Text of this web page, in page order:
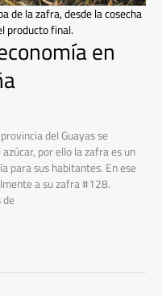
en
del Guayas se
por ello la zafra es un
para sus habitantes. En ese
a su zafra #128.
de la zafra, desde la cosecha
producto final.